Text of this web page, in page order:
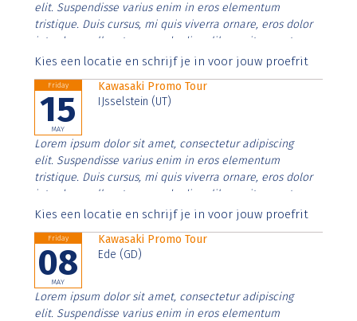
elit. Suspendisse varius enim in eros elementum
tristique. Duis cursus, mi quis viverra ornare, eros dolor
interdum nulla, ut commodo diam libero vitae erat.
Aenean faucibus nibh et justo cursus id rutrum lorem
Kies een locatie en schrijf je in voor jouw proefrit
Friday
15
MAY
Kawasaki Promo Tour
IJsselstein (UT)
Lorem ipsum dolor sit amet, consectetur adipiscing
elit. Suspendisse varius enim in eros elementum
tristique. Duis cursus, mi quis viverra ornare, eros dolor
interdum nulla, ut commodo diam libero vitae erat.
Aenean faucibus nibh et justo cursus id rutrum lorem
Kies een locatie en schrijf je in voor jouw proefrit
Friday
08
MAY
Kawasaki Promo Tour
Ede (GD)
Lorem ipsum dolor sit amet, consectetur adipiscing
elit. Suspendisse varius enim in eros elementum